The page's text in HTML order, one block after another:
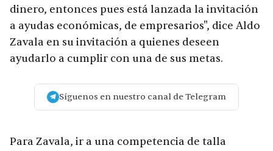
dinero, entonces pues está lanzada la invitación
a ayudas económicas, de empresarios", dice Aldo
Zavala en su invitación a quienes deseen
ayudarlo a cumplir con una de sus metas.
Síguenos en nuestro canal de Telegram
Para Zavala, ir a una competencia de talla